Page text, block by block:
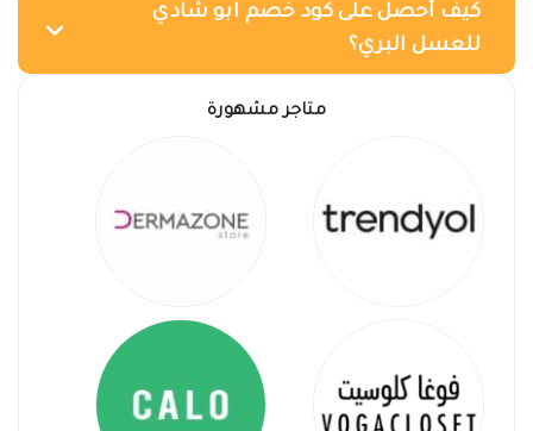
كيف أحصل على كود خصم ابو شادي
للعسل البري؟
متاجر مشهورة